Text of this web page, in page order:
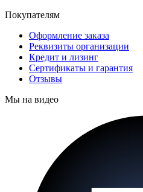
Покупателям
Оформление заказа
Реквизиты организации
Кредит и лизинг
Сертификаты и гарантия
Отзывы
Мы на видео